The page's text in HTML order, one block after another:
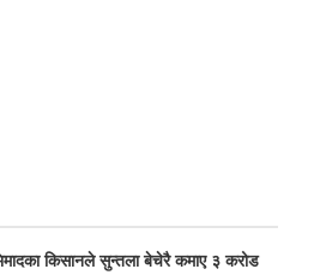
किसानले सुन्तला बेचेरै कमाए ३ करोड